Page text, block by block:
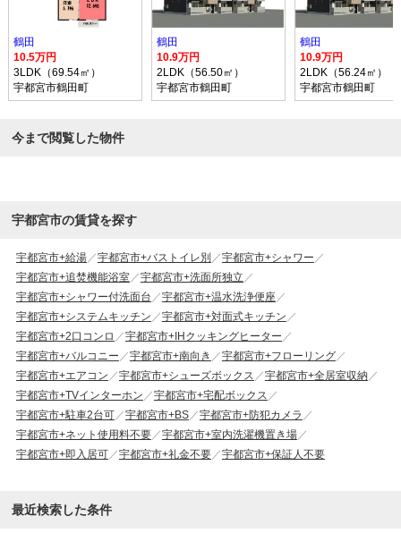
鶴田
10.5万円
3LDK（69.54㎡）
宇都宮市鶴田町
鶴田
10.9万円
2LDK（56.50㎡）
宇都宮市鶴田町
鶴田
10.9万円
2LDK（56.24㎡）
宇都宮市鶴田町
今まで閲覧した物件
宇都宮市の賃貸を探す
宇都宮市+給湯 宇都宮市+バストイレ別
宇都宮市+シャワー
宇都宮市+追焚機能浴室
宇都宮市+洗面所独立
宇都宮市+シャワー付洗面台
宇都宮市+温水洗浄便座
宇都宮市+システムキッチン
宇都宮市+対面式キッチン
宇都宮市+2口コンロ
宇都宮市+IHクッキングヒーター
宇都宮市+バルコニー
宇都宮市+南向き
宇都宮市+フローリング
宇都宮市+エアコン
宇都宮市+シューズボックス
宇都宮市+全居室収納
宇都宮市+TVインターホン
宇都宮市+宅配ボックス
宇都宮市+駐車2台可
宇都宮市+BS
宇都宮市+防犯カメラ
宇都宮市+ネット使用料不要
宇都宮市+室内洗濯機置き場
宇都宮市+即入居可
宇都宮市+礼金不要 宇都宮市+保証人不要
最近検索した条件